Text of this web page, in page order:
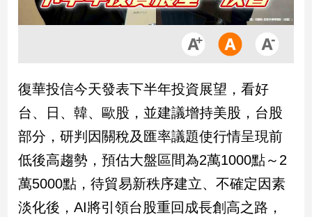
品
政
治
政
治
焦
品
觀
復華投信今天發表下半年投資展望，看好
台、日、韓、歐股，並建議增持美股，台股
部分，研判因關稅及匯率議題使行情呈現前
低後高趨勢，預估大盤區間為2萬1000點～2
萬5000點，待貿易新秩序建立、不確定因素
淡化後，AI將引領台股重回成長創高之路，